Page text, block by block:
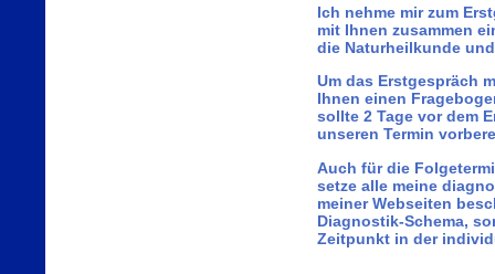
Ich nehme mir zum
mit Ihnen zusammen
die Naturheilkunde
Um das Erstgespräch
Ihnen einen
sollte 2 Tage vor dem
unseren Termin
Auch für die
setze alle meine
meiner Webseiten
Diagnostik-Schema,
Zeitpunkt in der